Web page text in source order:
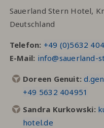
Sauerland Stern Hotel,
Deutschland
Telefon: +49 (0)5632
E-Mail: info@sauerland-
Doreen Genuit:
+49 5632 404951
Sandra Kurkowski:
hotel.de